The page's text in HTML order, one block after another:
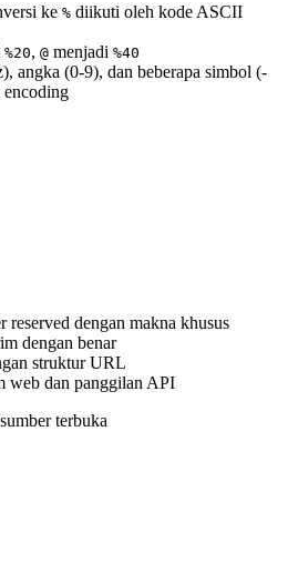
ke % diikuti oleh kode ASCII
%20, @ menjadi %40
angka (0-9), dan beberapa simbol (-
encoding
dengan makna khusus
dengan benar
struktur URL
web dan panggilan API
terbuka